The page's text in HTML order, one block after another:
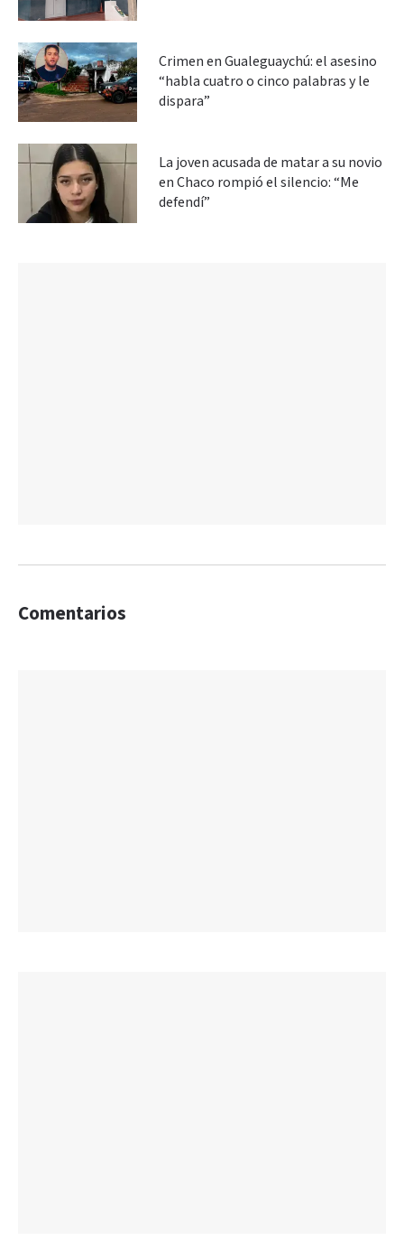
Crimen en Gualeguaychú: el asesino
“habla cuatro o cinco palabras y le
dispara”
La joven acusada de matar a su novio
en Chaco rompió el silencio: “Me
defendí”
Comentarios